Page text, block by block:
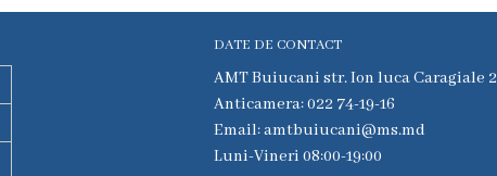
DATE DE CONTACT
AMT Buiucani str. Ion luca Caragiale 2
Anticamera: 022 74-19-16
Email: amtbuiucani@ms.md
Luni-Vineri 08:00-19:00